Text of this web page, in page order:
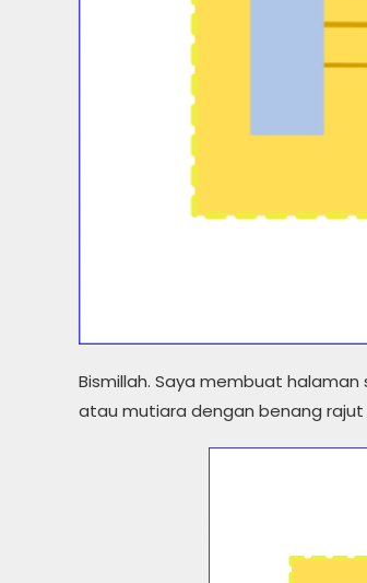
Bismillah. Saya membuat
atau mutiara dengan benang